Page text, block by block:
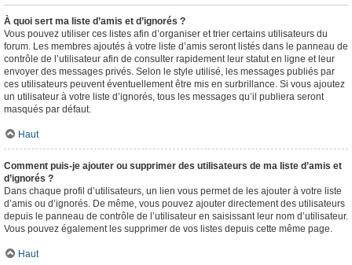
À quoi sert ma liste d’amis et d’ignorés ?
Vous pouvez utiliser ces listes afin d’organiser et trier certains utilisateurs du
forum. Les membres ajoutés à votre liste d’amis seront listés dans le panneau de
contrôle de l’utilisateur afin de consulter rapidement leur statut en ligne et leur
envoyer des messages privés. Selon le style utilisé, les messages publiés par
ces utilisateurs peuvent éventuellement être mis en surbrillance. Si vous ajoutez
un utilisateur à votre liste d’ignorés, tous les messages qu’il publiera seront
masqués par défaut.
Haut
Comment puis-je ajouter ou supprimer des utilisateurs de ma liste d’amis et
d’ignorés ?
Dans chaque profil d’utilisateurs, un lien vous permet de les ajouter à votre liste
d’amis ou d’ignorés. De même, vous pouvez ajouter directement des utilisateurs
depuis le panneau de contrôle de l’utilisateur en saisissant leur nom d’utilisateur.
Vous pouvez également les supprimer de vos listes depuis cette même page.
Haut